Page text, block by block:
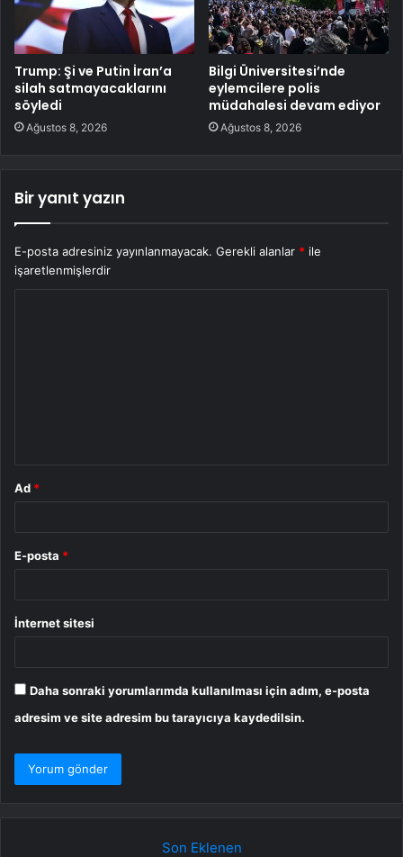
Trump: Şi ve Putin İran’a
silah satmayacaklarını
söyledi
Ağustos 8, 2026
Bilgi Üniversitesi’nde
eylemcilere polis
müdahalesi devam ediyor
Ağustos 8, 2026
Bir yanıt yazın
E-posta adresiniz yayınlanmayacak. Gerekli alanlar * ile
işaretlenmişlerdir
Ad *
E-posta *
İnternet sitesi
Daha sonraki yorumlarımda kullanılması için adım, e-posta
adresim ve site adresim bu tarayıcıya kaydedilsin.
Son Eklenen